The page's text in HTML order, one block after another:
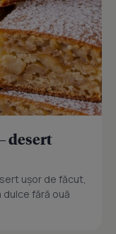
desert
ușor de făcut,
fără ouă